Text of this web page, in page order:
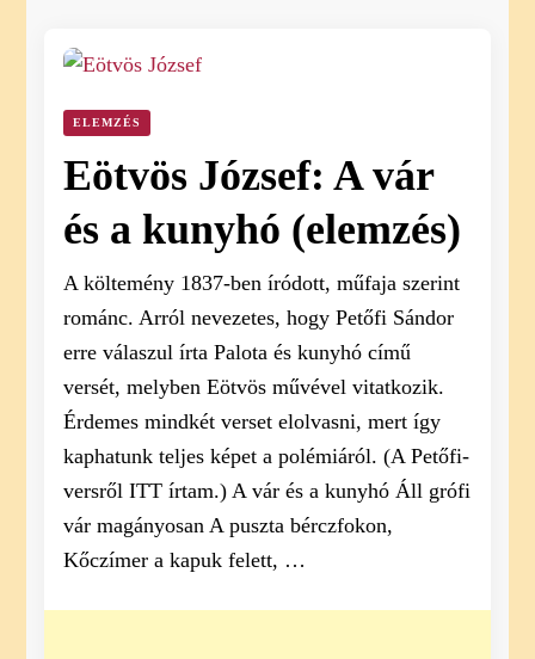
ELEMZÉS
Eötvös József: A vár
és a kunyhó (elemzés)
A költemény 1837-ben íródott, műfaja szerint
románc. Arról nevezetes, hogy Petőfi Sándor
erre válaszul írta Palota és kunyhó című
versét, melyben Eötvös művével vitatkozik.
Érdemes mindkét verset elolvasni, mert így
kaphatunk teljes képet a polémiáról. (A Petőfi-
versről ITT írtam.) A vár és a kunyhó Áll grófi
vár magányosan A puszta bérczfokon,
Kőczímer a kapuk felett, …